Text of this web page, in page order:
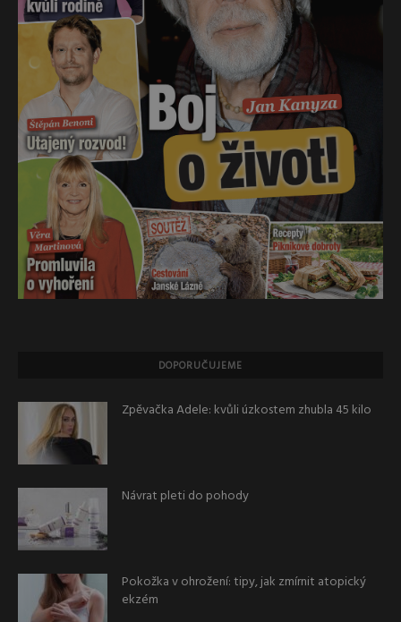
DOPORUČUJEME
Zpěvačka Adele: kvůli úzkostem zhubla 45 kilo
Návrat pleti do pohody
Pokožka v ohrožení: tipy, jak zmírnit atopický
ekzém